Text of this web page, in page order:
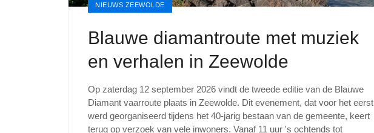
NIEUWS ZEEWOLDE
Blauwe diamantroute met muziek
en verhalen in Zeewolde
Op zaterdag 12 september 2026 vindt de tweede editie van de Blauwe
Diamant vaarroute plaats in Zeewolde. Dit evenement, dat voor het eerst
werd georganiseerd tijdens het 40-jarig bestaan van de gemeente, keert
terug op verzoek van vele inwoners. Vanaf 11 uur 's ochtends tot